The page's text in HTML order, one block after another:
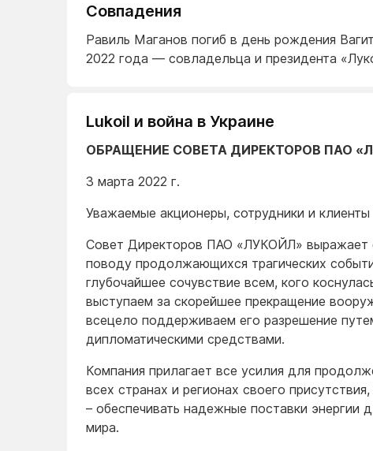
Совпадения
Равиль Маганов погиб в день рождения
2022 года — совладельца и президента
Lukoil и война в Украине
ОБРАЩЕНИЕ СОВЕТА ДИРЕКТОРОВ ПАО
3 марта 2022 г.
Уважаемые акционеры, сотрудники и
Совет Директоров ПАО «ЛУКОЙЛ» выражает
поводу продолжающихся трагических
глубочайшее сочувствие всем, кого
выступаем за скорейшее прекращение
всецело поддерживаем его разрешение
дипломатическими средствами.
Компания прилагает все усилия для
всех странах и регионах своего
– обеспечивать надежные поставки энергии
мира.